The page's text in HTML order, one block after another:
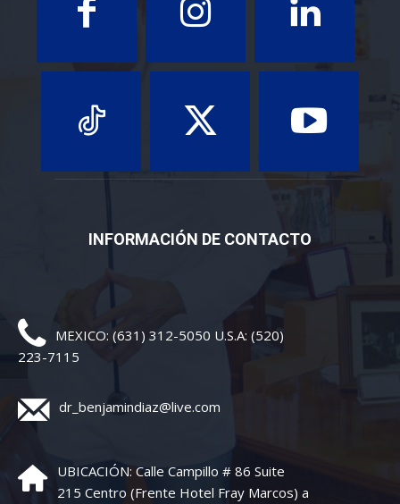
INFORMACIÓN DE CONTACTO
MEXICO: (631) 312-5050 U.S.A: (520)
223-7115
dr_benjamindiaz@live.com
UBICACIÓN: Calle Campillo # 86 Suite
215 Centro (Frente Hotel Fray Marcos) a